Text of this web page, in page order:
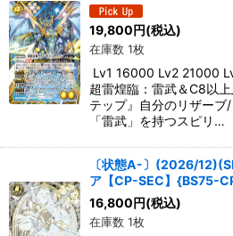
19,800円(税込)
在庫数 1枚
Lv1 16000 Lv2 21000
超雷煌臨：雷武＆C8以
テップ』自分のリザーブ/
「雷武」を持つスピリ…
〔状態A-〕(2026/
ア【CP-SEC】{BS75-
16,800円(税込)
在庫数 1枚